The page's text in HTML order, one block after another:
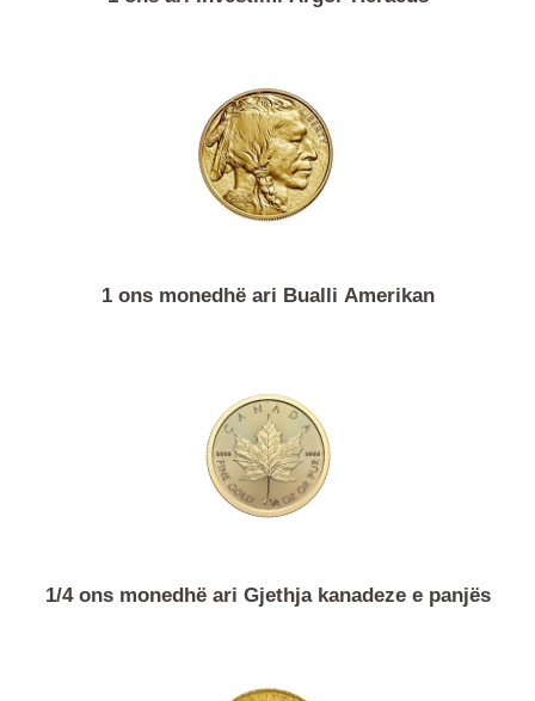
1 ons ari investimi Argor-Heraeus
1 ons monedhë ari Bualli Amerikan